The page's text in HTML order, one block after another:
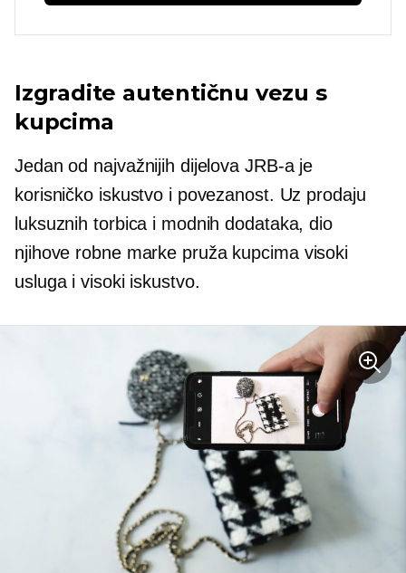
Izgradite autentičnu vezu s
kupcima
Jedan od najvažnijih dijelova JRB-a je
korisničko iskustvo i povezanost. Uz prodaju
luksuznih torbica i modnih dodataka, dio
njihove robne marke pruža kupcima visoki
usluga ivisokiiskustvo.